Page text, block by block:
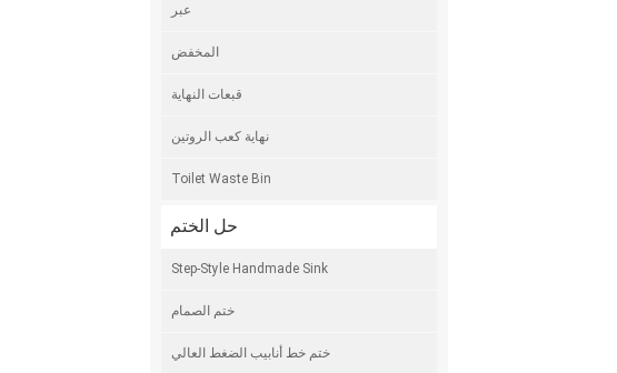
عبر
المخفض
قبعات النهاية
نهاية كعب الروتين
Toilet Waste Bin
حل الختم
Step-Style Handmade Sink
ختم الصمام
ختم خط أنابيب الضغط العالي